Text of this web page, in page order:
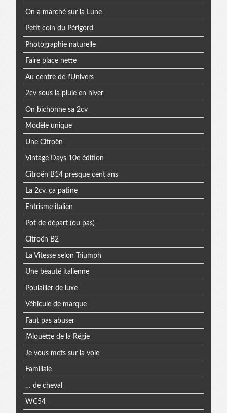
On a marché sur la Lune
Petit coin du Périgord
Photographie naturelle
Faire place nette
Au centre de l'Univers
2cv sous la pluie en hiver
On bichonne sa 2cv
Modèle unique
Une Citroën
Vintage Days 10e édition
Citroën B14 presque cent ans
La 2cv, ça patine
Entrisme italien
Pot de départ (ou pas)
Citroën B2
La Vitesse selon Triumph
Une beauté italienne
Poulailler de luxe
Véhicule de marque
Faut pas abuser
l'Alouette de la Régie
Je vous mets sur la voie
Familiale
… de cheval
WC54